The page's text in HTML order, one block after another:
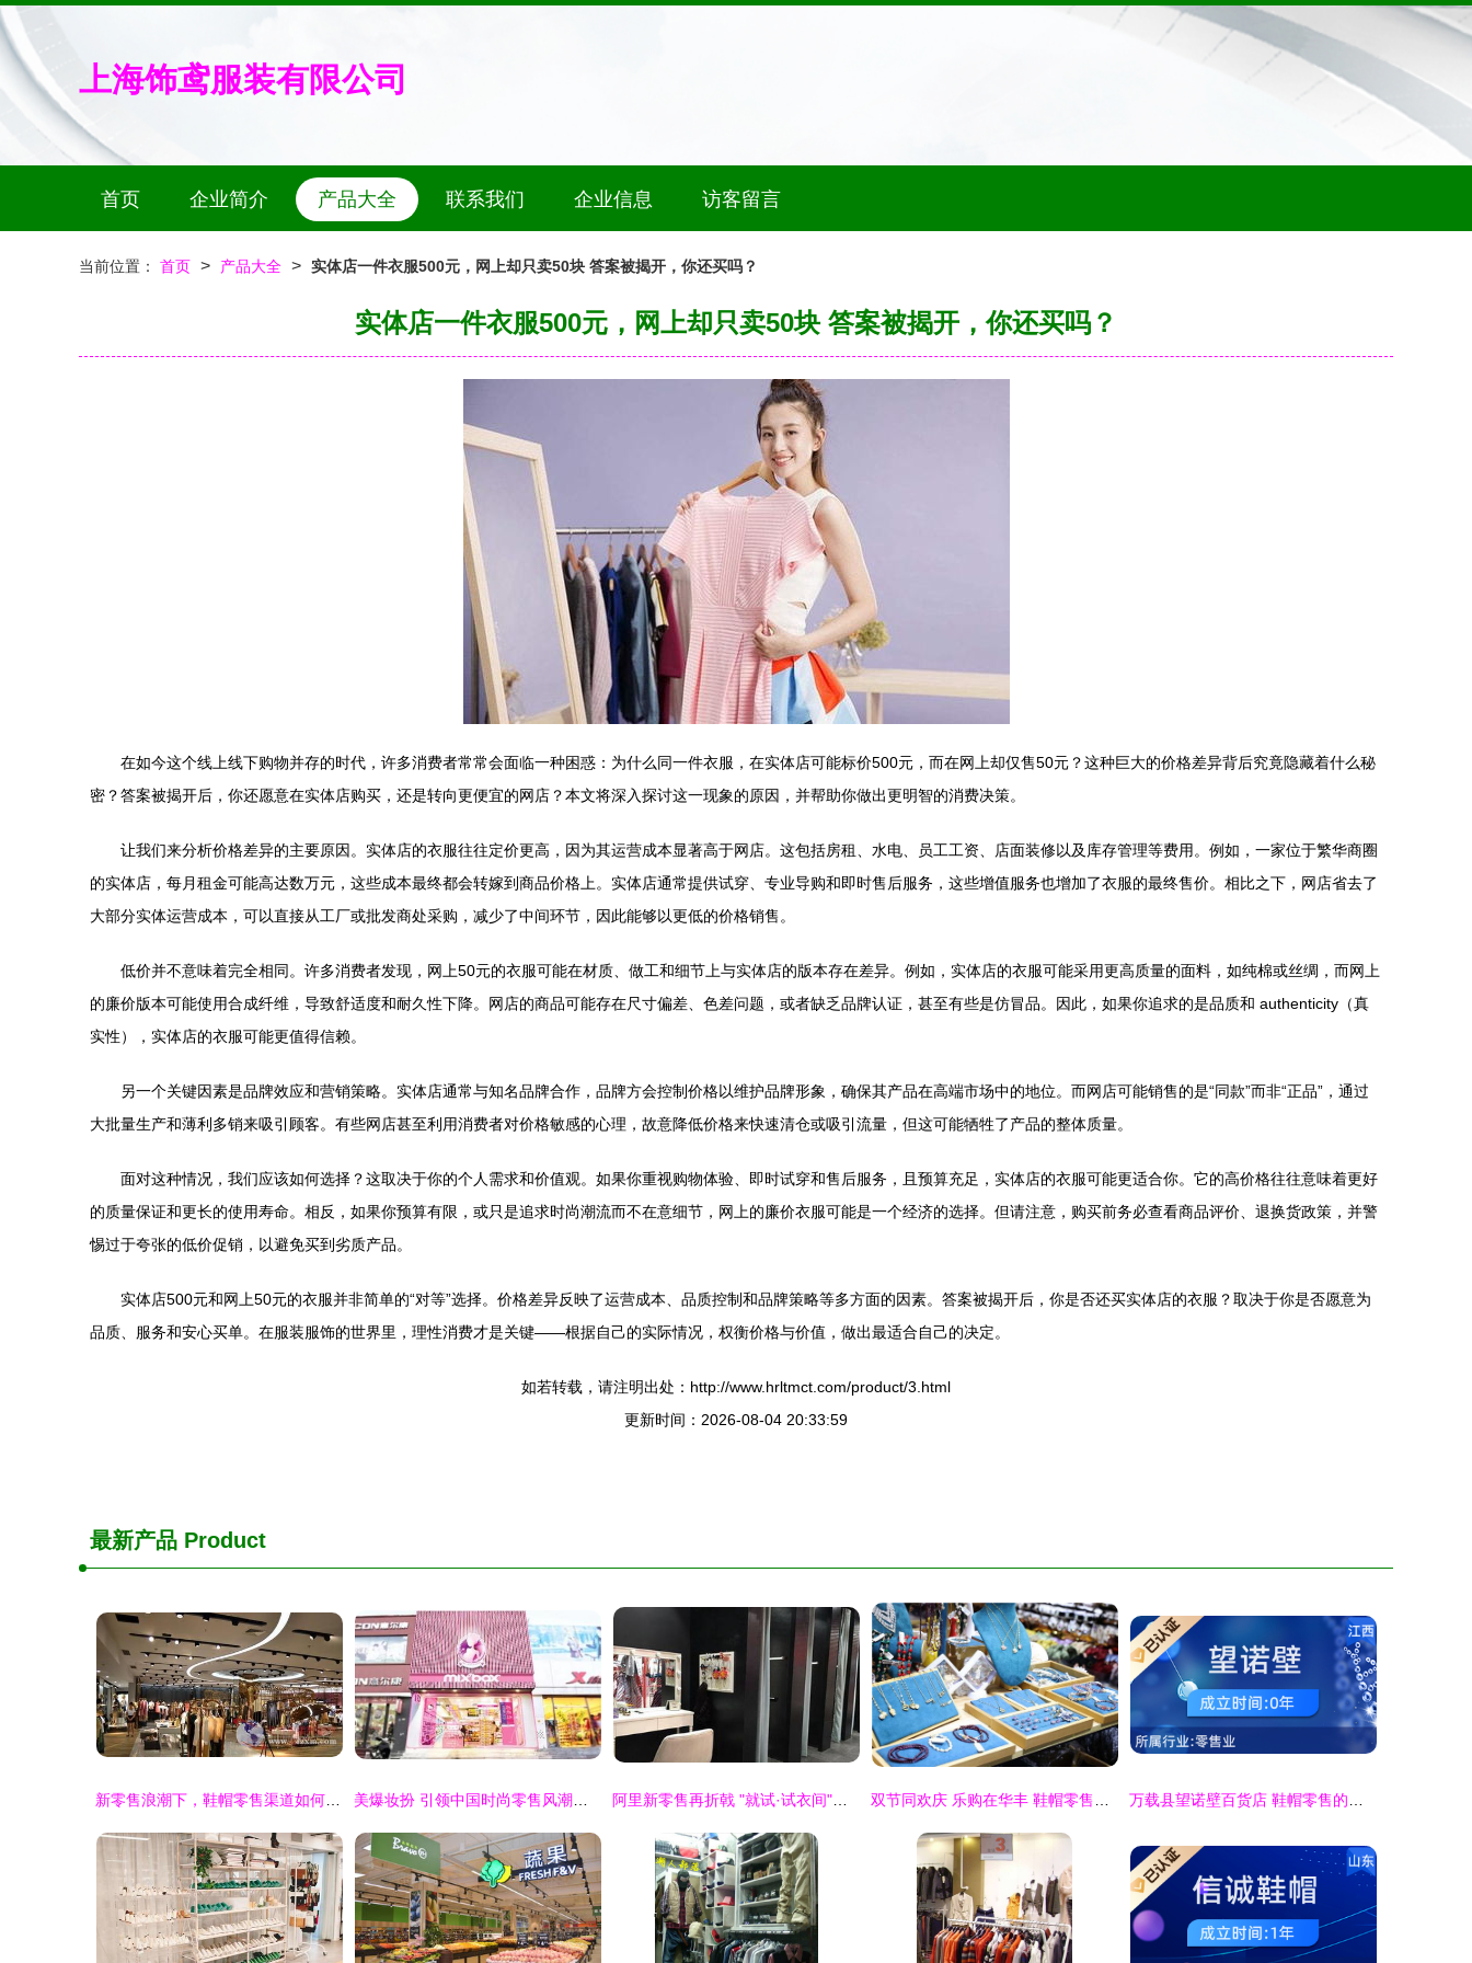
上海饰鸢服装有限公司
首页 企业简介 产品大全 联系我们 企业信息 访客留言
当前位置： 首页 > 产品大全 > 实体店一件衣服500元，网上却只卖50块 答案被揭开，你还买吗？
实体店一件衣服500元，网上却只卖50块 答案被揭开，你还买吗？
在如今这个线上线下购物并存的时代，许多消费者常常会面临一种困惑：为什么同一件衣服，在实体店可能标价500元，而在网上却仅售50元？这种巨大的价格差异背后究竟隐藏着什么秘
密？答案被揭开后，你还愿意在实体店购买，还是转向更便宜的网店？本文将深入探讨这一现象的原因，并帮助你做出更明智的消费决策。
让我们来分析价格差异的主要原因。实体店的衣服往往定价更高，因为其运营成本显著高于网店。这包括房租、水电、员工工资、店面装修以及库存管理等费用。例如，一家位于繁华商圈
的实体店，每月租金可能高达数万元，这些成本最终都会转嫁到商品价格上。实体店通常提供试穿、专业导购和即时售后服务，这些增值服务也增加了衣服的最终售价。相比之下，网店省去了
大部分实体运营成本，可以直接从工厂或批发商处采购，减少了中间环节，因此能够以更低的价格销售。
低价并不意味着完全相同。许多消费者发现，网上50元的衣服可能在材质、做工和细节上与实体店的版本存在差异。例如，实体店的衣服可能采用更高质量的面料，如纯棉或丝绸，而网上
的廉价版本可能使用合成纤维，导致舒适度和耐久性下降。网店的商品可能存在尺寸偏差、色差问题，或者缺乏品牌认证，甚至有些是仿冒品。因此，如果你追求的是品质和 authenticity（真
实性），实体店的衣服可能更值得信赖。
另一个关键因素是品牌效应和营销策略。实体店通常与知名品牌合作，品牌方会控制价格以维护品牌形象，确保其产品在高端市场中的地位。而网店可能销售的是“同款”而非“正品”，通过
大批量生产和薄利多销来吸引顾客。有些网店甚至利用消费者对价格敏感的心理，故意降低价格来快速清仓或吸引流量，但这可能牺牲了产品的整体质量。
面对这种情况，我们应该如何选择？这取决于你的个人需求和价值观。如果你重视购物体验、即时试穿和售后服务，且预算充足，实体店的衣服可能更适合你。它的高价格往往意味着更好
的质量保证和更长的使用寿命。相反，如果你预算有限，或只是追求时尚潮流而不在意细节，网上的廉价衣服可能是一个经济的选择。但请注意，购买前务必查看商品评价、退换货政策，并警
惕过于夸张的低价促销，以避免买到劣质产品。
实体店500元和网上50元的衣服并非简单的“对等”选择。价格差异反映了运营成本、品质控制和品牌策略等多方面的因素。答案被揭开后，你是否还买实体店的衣服？取决于你是否愿意为
品质、服务和安心买单。在服装服饰的世界里，理性消费才是关键——根据自己的实际情况，权衡价格与价值，做出最适合自己的决定。
如若转载，请注明出处：http://www.hrltmct.com/product/3.html
更新时间：2026-08-04 20:33:59
最新产品 Product